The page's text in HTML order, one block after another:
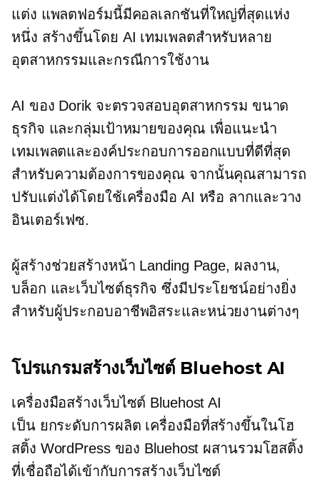
แต่ง แพลตฟอร์มนี้มีคอลเลกชันที่ใหญ่ที่สุดแห่ง
หนึ่ง สร้างขึ้นโดย AI เทมเพลตสำหรับหลาย
อุตสาหกรรมและกรณีการใช้งาน
AI ของ Dorik จะตรวจสอบอุตสาหกรรม ขนาด
ธุรกิจ และกลุ่มเป้าหมายของคุณ เพื่อแนะนำ
เทมเพลตและองค์ประกอบการออกแบบที่ดีที่สุด
สำหรับความต้องการของคุณ จากนั้นคุณสามารถ
ปรับแต่งได้โดยใช้เครื่องมือ AI หรือ ลากและวาง
อินเตอร์เฟซ.
ผู้สร้างช่วยสร้างหน้า Landing Page, ผลงาน,
บล็อก และเว็บไซต์ธุรกิจ ซึ่งมีประโยชน์อย่างยิ่ง
สำหรับผู้ประกอบอาชีพอิสระและหน่วยงานต่างๆ
โปรแกรมสร้างเว็บไซต์ Bluehost AI
เครื่องมือสร้างเว็บไซต์ Bluehost AI
เป็น ยกระดับการผลิต เครื่องมือที่สร้างขึ้นในโฮ
สติ้ง WordPress ของ Bluehost ผสานรวมโฮสติ้ง
ที่เชื่อถือได้เข้ากับการสร้างเว็บไซต์